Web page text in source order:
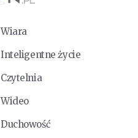
Wiara
Inteligentne życie
Czytelnia
Wideo
Duchowość